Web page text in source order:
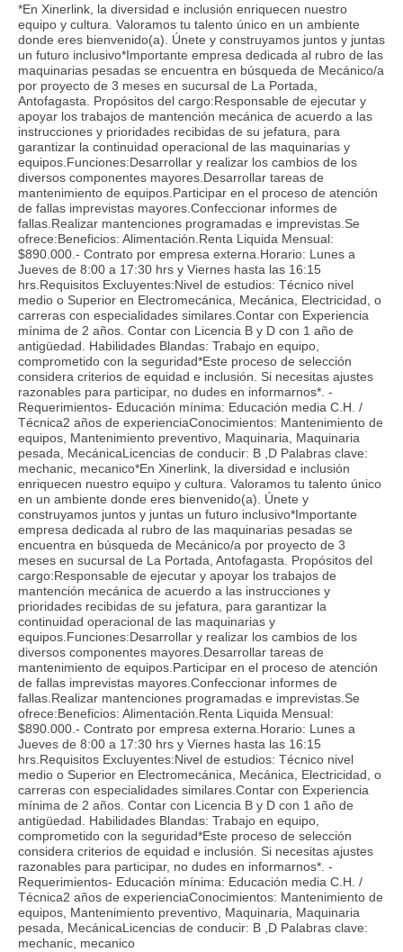
*En Xinerlink, la diversidad e inclusión enriquecen nuestro
equipo y cultura. Valoramos tu talento único en un ambiente
donde eres bienvenido(a). Únete y construyamos juntos y juntas
un futuro inclusivo*Importante empresa dedicada al rubro de las
maquinarias pesadas se encuentra en búsqueda de Mecánico/a
por proyecto de 3 meses en sucursal de La Portada,
Antofagasta. Propósitos del cargo:Responsable de ejecutar y
apoyar los trabajos de mantención mecánica de acuerdo a las
instrucciones y prioridades recibidas de su jefatura, para
garantizar la continuidad operacional de las maquinarias y
equipos.Funciones:Desarrollar y realizar los cambios de los
diversos componentes mayores.Desarrollar tareas de
mantenimiento de equipos.Participar en el proceso de atención
de fallas imprevistas mayores.Confeccionar informes de
fallas.Realizar mantenciones programadas e imprevistas.Se
ofrece:Beneficios: Alimentación.Renta Liquida Mensual:
$890.000.- Contrato por empresa externa.Horario: Lunes a
Jueves de 8:00 a 17:30 hrs y Viernes hasta las 16:15
hrs.Requisitos Excluyentes:Nivel de estudios: Técnico nivel
medio o Superior en Electromecánica, Mecánica, Electricidad, o
carreras con especialidades similares.Contar con Experiencia
mínima de 2 años. Contar con Licencia B y D con 1 año de
antigüedad. Habilidades Blandas: Trabajo en equipo,
comprometido con la seguridad*Este proceso de selección
considera criterios de equidad e inclusión. Si necesitas ajustes
razonables para participar, no dudes en informarnos*. -
Requerimientos- Educación mínima: Educación media C.H. /
Técnica2 años de experienciaConocimientos: Mantenimiento de
equipos, Mantenimiento preventivo, Maquinaria, Maquinaria
pesada, MecánicaLicencias de conducir: B ,D Palabras clave:
mechanic, mecanico*En Xinerlink, la diversidad e inclusión
enriquecen nuestro equipo y cultura. Valoramos tu talento único
en un ambiente donde eres bienvenido(a). Únete y
construyamos juntos y juntas un futuro inclusivo*Importante
empresa dedicada al rubro de las maquinarias pesadas se
encuentra en búsqueda de Mecánico/a por proyecto de 3
meses en sucursal de La Portada, Antofagasta. Propósitos del
cargo:Responsable de ejecutar y apoyar los trabajos de
mantención mecánica de acuerdo a las instrucciones y
prioridades recibidas de su jefatura, para garantizar la
continuidad operacional de las maquinarias y
equipos.Funciones:Desarrollar y realizar los cambios de los
diversos componentes mayores.Desarrollar tareas de
mantenimiento de equipos.Participar en el proceso de atención
de fallas imprevistas mayores.Confeccionar informes de
fallas.Realizar mantenciones programadas e imprevistas.Se
ofrece:Beneficios: Alimentación.Renta Liquida Mensual:
$890.000.- Contrato por empresa externa.Horario: Lunes a
Jueves de 8:00 a 17:30 hrs y Viernes hasta las 16:15
hrs.Requisitos Excluyentes:Nivel de estudios: Técnico nivel
medio o Superior en Electromecánica, Mecánica, Electricidad, o
carreras con especialidades similares.Contar con Experiencia
mínima de 2 años. Contar con Licencia B y D con 1 año de
antigüedad. Habilidades Blandas: Trabajo en equipo,
comprometido con la seguridad*Este proceso de selección
considera criterios de equidad e inclusión. Si necesitas ajustes
razonables para participar, no dudes en informarnos*. -
Requerimientos- Educación mínima: Educación media C.H. /
Técnica2 años de experienciaConocimientos: Mantenimiento de
equipos, Mantenimiento preventivo, Maquinaria, Maquinaria
pesada, MecánicaLicencias de conducir: B ,D Palabras clave:
mechanic, mecanico